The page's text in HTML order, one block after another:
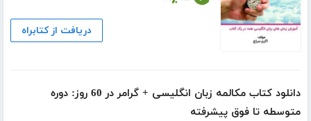
دریافت از کتابراه
دانلود کتاب مکالمه زبان انگلیسی + گرامر در 60 روز: دوره
متوسطه تا فوق پیشرفته